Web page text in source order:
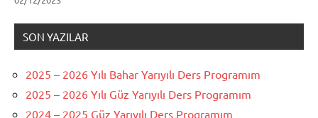
SON YAZILAR
2025 – 2026 Yılı Bahar Yarıyılı Ders Programım
2025 – 2026 Yılı Güz Yarıyılı Ders Programım
2024 – 2025 Güz Yarıyılı Ders Programım